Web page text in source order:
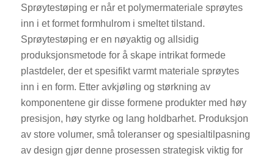
Sprøytestøping er når et polymermateriale sprøytes
inn i et formet formhulrom i smeltet tilstand.
Sprøytestøping er en nøyaktig og allsidig
produksjonsmetode for å skape intrikat formede
plastdeler, der et spesifikt varmt materiale sprøytes
inn i en form. Etter avkjøling og størkning av
komponentene gir disse formene produkter med høy
presisjon, høy styrke og lang holdbarhet. Produksjon
av store volumer, små toleranser og spesialtilpasning
av design gjør denne prosessen strategisk viktig for